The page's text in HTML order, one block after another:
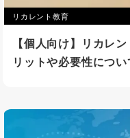
リカレント教育
【個人向け】リカレ
リットや必要性につ